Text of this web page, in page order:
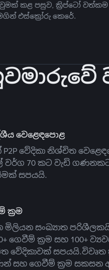
කළ පසුව, ක්‍රිප්ටෝ වත්කම
මගින් එස්ක්‍රෝරු කෙරේ.
වෙළෙඳපොළ
වේදිකා නිශ්චිත
වර්ග 70 කට වැඩි
සපයයි.
ක්‍රම
මිලියන සංඛ්‍යාත
ගෙවීම් ක්‍රම සහ 100+
වේදිකාවක් සපයයි.විවෘත
සහ ගෙවීම් ක්‍රම සකසන